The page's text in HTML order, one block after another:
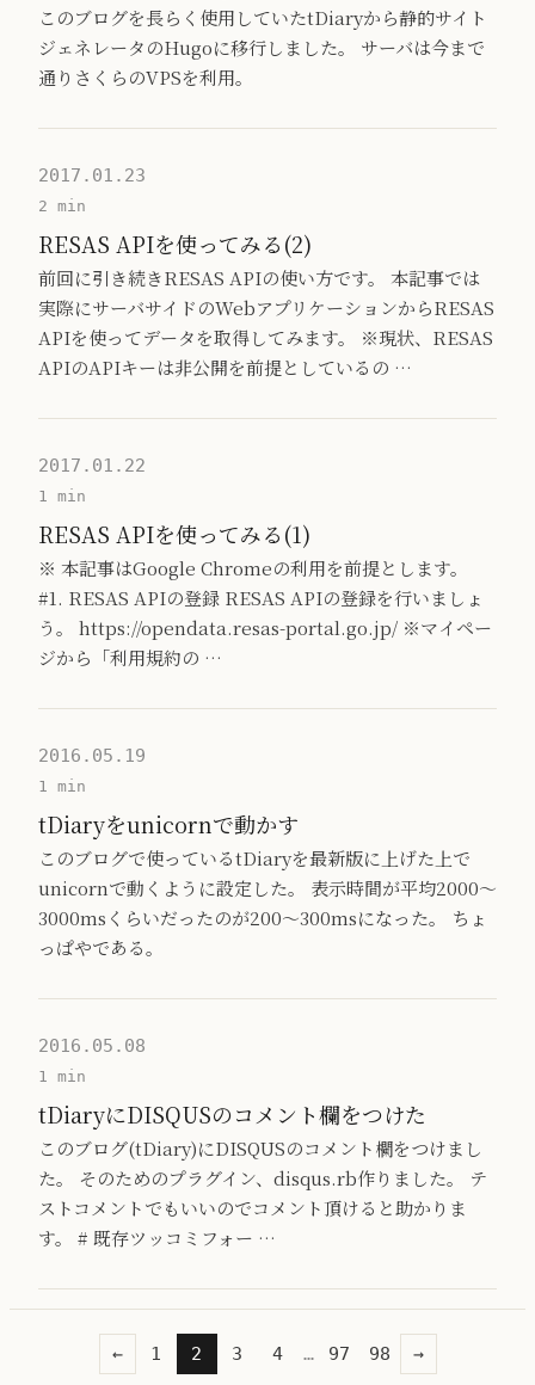
このブログを長らく使用していたtDiaryから静的サイト
ジェネレータのHugoに移行しました。 サーバは今まで
通りさくらのVPSを利用。
2017.01.23
2 min
RESAS APIを使ってみる(2)
前回に引き続きRESAS APIの使い方です。 本記事では
実際にサーバサイドのWebアプリケーションからRESAS
APIを使ってデータを取得してみます。 ※現状、RESAS
APIのAPIキーは非公開を前提としているの …
2017.01.22
1 min
RESAS APIを使ってみる(1)
※ 本記事はGoogle Chromeの利用を前提とします。
#1. RESAS APIの登録 RESAS APIの登録を行いましょ
う。 https://opendata.resas-portal.go.jp/ ※マイペー
ジから「利用規約の …
2016.05.19
1 min
tDiaryをunicornで動かす
このブログで使っているtDiaryを最新版に上げた上で
unicornで動くように設定した。 表示時間が平均2000～
3000msくらいだったのが200～300msになった。 ちょ
っぱやである。
2016.05.08
1 min
tDiaryにDISQUSのコメント欄をつけた
このブログ(tDiary)にDISQUSのコメント欄をつけまし
た。 そのためのプラグイン、disqus.rb作りました。 テ
ストコメントでもいいのでコメント頂けると助かりま
す。 # 既存ツッコミフォー …
← 1 2 3 4 … 97 98 →